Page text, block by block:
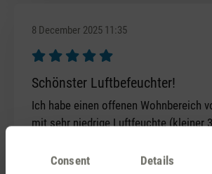
Consent Details
8 December 2025 11:35
Review with rating of 5 out of 5 stars
Schönster Luftbefeuchter!
Ich habe einen offenen Wohnbereich
mit sehr niedrige Luftfeuchte (kleiner
Augen,.... Ich hatte bereits vier